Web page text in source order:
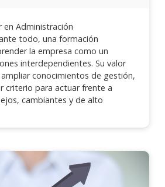
en Administración
todo, una formación
la empresa como un
interdependientes. Su valor
conocimientos de gestión,
criterio para actuar frente a
cambiantes y de alto